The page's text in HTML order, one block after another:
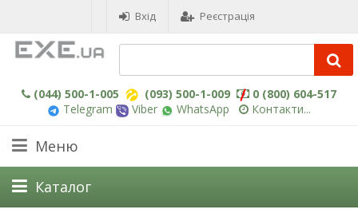
Вхід Реєстрація
(044) 500-1-005 (093) 500-1-009
0 (800) 604-517
Telegram
Viber WhatsApp Контакти...
Меню
Каталог